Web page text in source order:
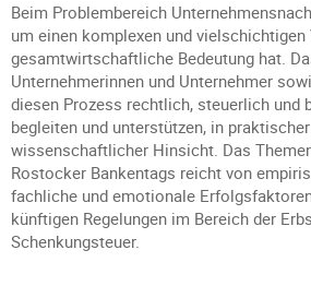
Beim Problembereich
um einen komplexen und vielschichtigen
gesamtwirtschaftliche Bedeutung hat.
Unternehmerinnen und Unternehmer
diesen Prozess rechtlich, steuerlich
begleiten und unterstützen, in
wissenschaftlicher Hinsicht. Das
Rostocker Bankentags reicht von
fachliche und emotionale
künftigen Regelungen im Bereich der
Schenkungsteuer.